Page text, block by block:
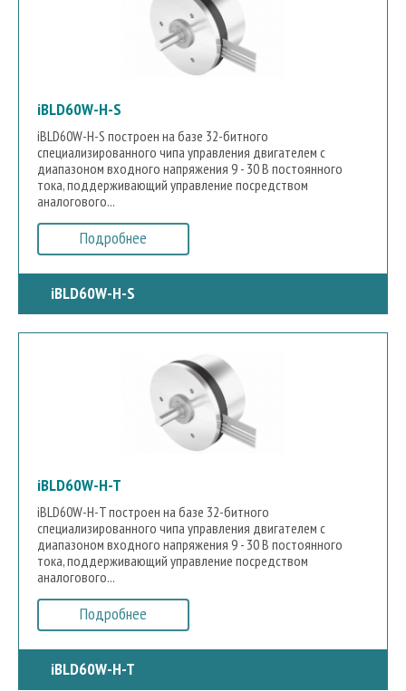
iBLD60W-H-S
iBLD60W-H-S построен на базе 32-битного
специализированного чипа управления двигателем с
диапазоном входного напряжения 9 - 30 В постоянного
тока, поддерживающий управление посредством
аналогового...
Подробнее
iBLD60W-H-S
iBLD60W-H-T
iBLD60W-H-T построен на базе 32-битного
специализированного чипа управления двигателем с
диапазоном входного напряжения 9 - 30 В постоянного
тока, поддерживающий управление посредством
аналогового...
Подробнее
iBLD60W-H-T